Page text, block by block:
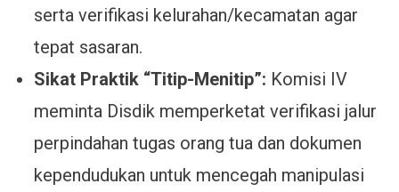
serta verifikasi kelurahan/kecamatan agar
tepat sasaran.
Sikat Praktik “Titip-Menitip”: Komisi IV
meminta Disdik memperketat verifikasi jalur
perpindahan tugas orang tua dan dokumen
kependudukan untuk mencegah manipulasi